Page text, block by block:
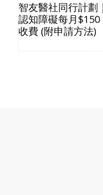
智友醫社同行計劃
認知障礙每月
收費 (附申請方法)